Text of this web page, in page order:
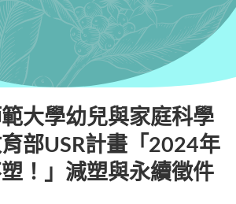
最新消息
大學幼兒與家庭科學
部USR計畫「2024年
！」減塑與永續徵件